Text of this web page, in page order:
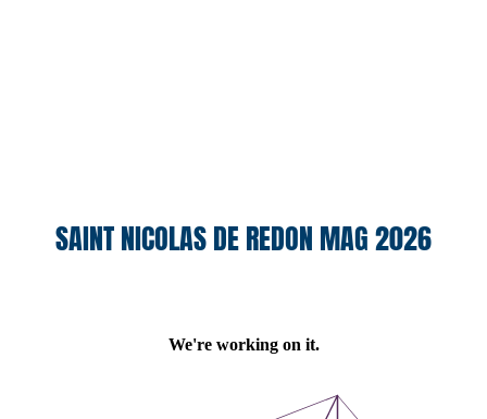
SAINT NICOLAS DE REDON MAG 2026